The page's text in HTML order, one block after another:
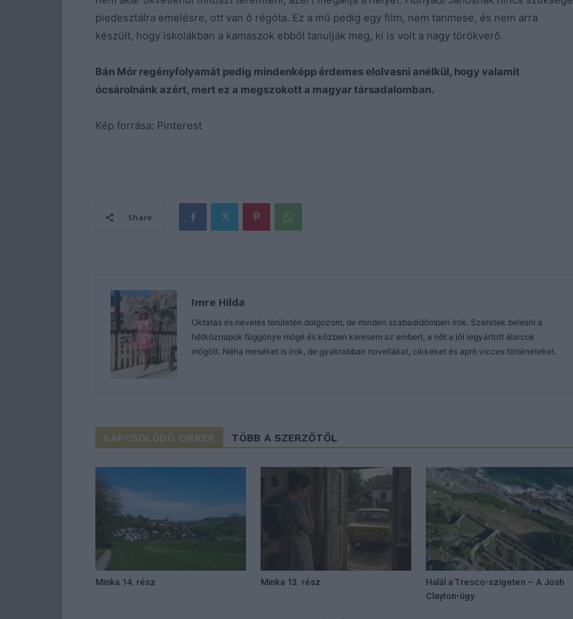
piedesztálra emelésre, ott van ő régóta. Ez a mű pedig egy film, nem tanmese, és nem arra
készült, hogy iskolákban a kamaszok ebből tanulják meg, ki is volt a nagy törökverő.
Bán Mór regényfolyamát pedig mindenképp érdemes elolvasni anélkül, hogy valamit
ócsárolnánk azért, mert ez a megszokott a magyar társadalomban.
Kép forrása: Pinterest
Share
Imre Hilda
Oktatás és nevelés területén dolgozom, de minden szabadidőmben írok. Szeretek belesni a
hétköznapok függönye mögé és közben keresem az embert, a nőt a jól legyártott álarcok
mögött. Néha meséket is írok, de gyakrabban novellákat, cikkeket és apró vicces történeteket.
KAPCSOLÓDÓ CIKKEK TÖBB A SZERZŐTŐL
Minka 14. rész Minka 13. rész
Halál a Tresco-szigeten – A Josh
Clayton-ügy